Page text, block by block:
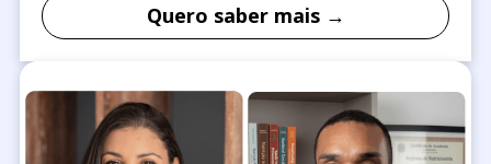
Quero saber mais →